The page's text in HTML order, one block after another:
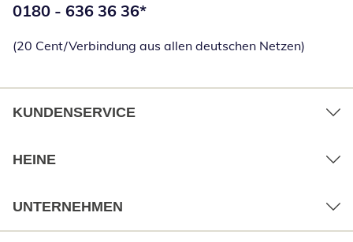
Telefonnummer:
0180 - 636 36 36*
(20 Cent/Verbindung aus allen deutschen Netzen)
KUNDENSERVICE
HEINE
UNTERNEHMEN